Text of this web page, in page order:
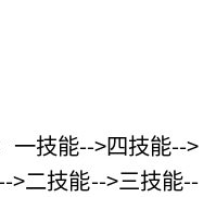
一技能-->四技能-->
>二技能-->三技能--